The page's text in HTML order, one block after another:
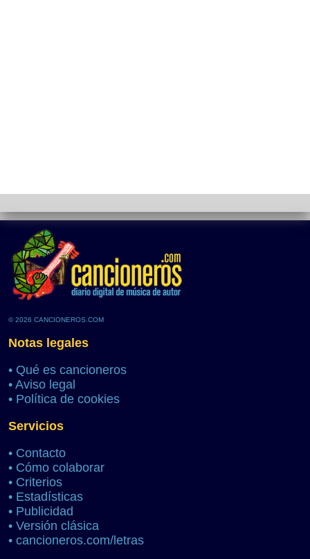
© 2026 CANCIONEROS.COM
Notas legales
• Qué es cancioneros
• Aviso legal
• Política de cookies
Servicios
• Contacto
• Cómo colaborar
• Criterios
• Estadísticas
• Publicidad
• Versión clásica
• cancioneros.com/letras